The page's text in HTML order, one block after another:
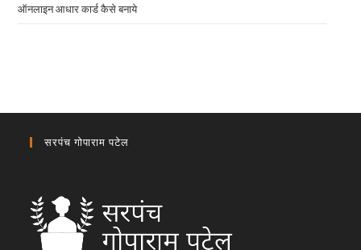
ऑनलाइन आधार कार्ड कैसे बनाये
सरपंच गोपाराम पटेल